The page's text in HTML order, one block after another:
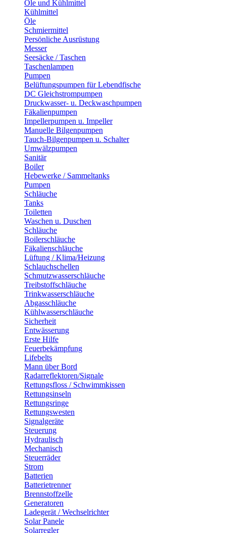
Öle und Kühlmittel
Kühlmittel
Öle
Schmiermittel
Persönliche Ausrüstung
Messer
Seesäcke / Taschen
Taschenlampen
Pumpen
Belüftungspumpen für Lebendfische
DC Gleichstrompumpen
Druckwasser- u. Deckwaschpumpen
Fäkalienpumpen
Impellerpumpen u. Impeller
Manuelle Bilgenpumpen
Tauch-Bilgenpumpen u. Schalter
Umwälzpumpen
Sanitär
Boiler
Hebewerke / Sammeltanks
Pumpen
Schläuche
Tanks
Toiletten
Waschen u. Duschen
Schläuche
Boilerschläuche
Fäkalienschläuche
Lüftung / Klima/Heizung
Schlauchschellen
Schmutzwasserschläuche
Treibstoffschläuche
Trinkwasserschläuche
Abgasschläuche
Kühlwasserschläuche
Sicherheit
Entwässerung
Erste Hilfe
Feuerbekämpfung
Lifebelts
Mann über Bord
Radarreflektoren/Signale
Rettungsfloss / Schwimmkissen
Rettungsinseln
Rettungsringe
Rettungswesten
Signalgeräte
Steuerung
Hydraulisch
Mechanisch
Steuerräder
Strom
Batterien
Batterietrenner
Brennstoffzelle
Generatoren
Ladegerät / Wechselrichter
Solar Panele
Solarregler